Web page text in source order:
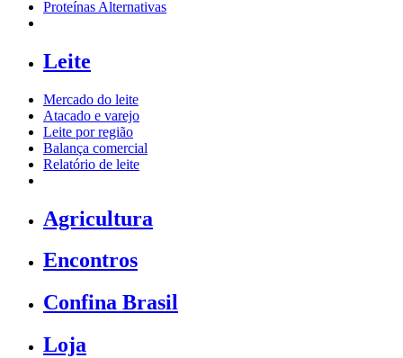
Proteínas Alternativas
Leite
Mercado do leite
Atacado e varejo
Leite por região
Balança comercial
Relatório de leite
Agricultura
Encontros
Confina Brasil
Loja